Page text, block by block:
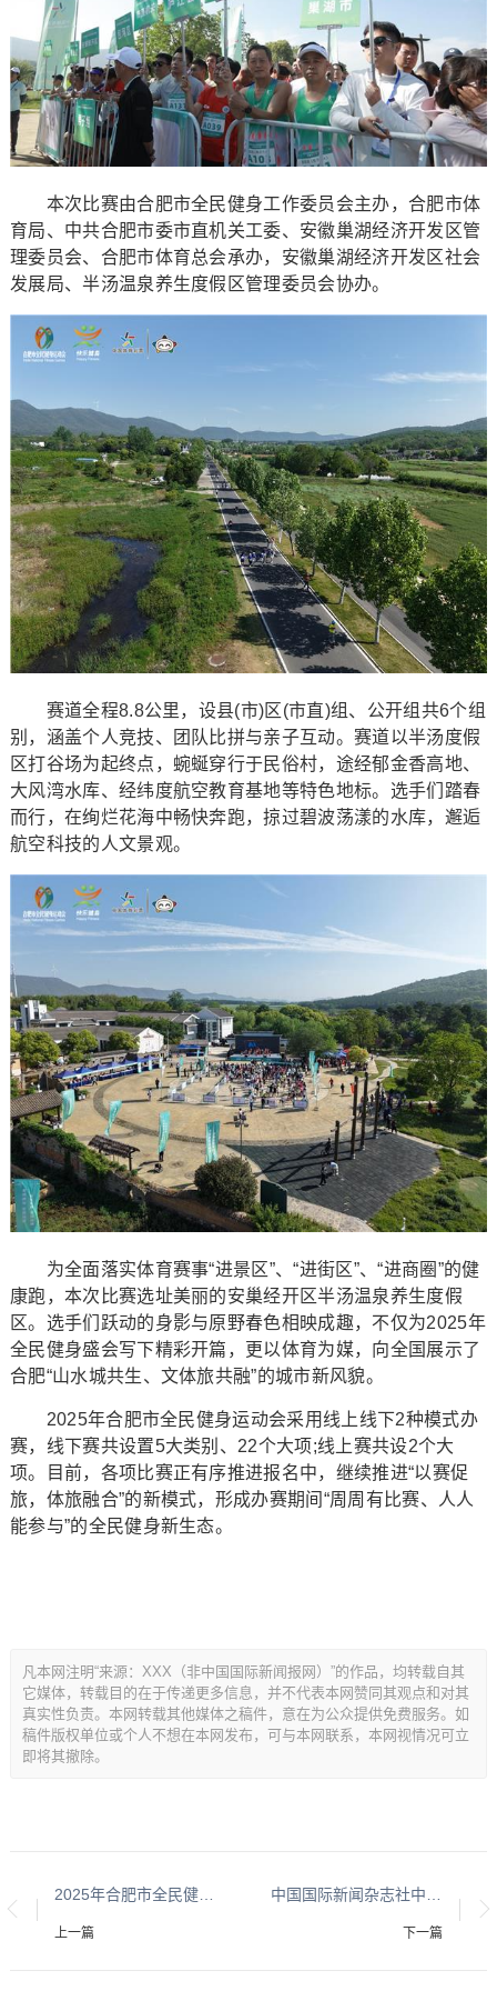
本次比赛由合肥市全民健身工作委员会主办，合肥市体
育局、中共合肥市委市直机关工委、安徽巢湖经济开发区管
理委员会、合肥市体育总会承办，安徽巢湖经济开发区社会
发展局、半汤温泉养生度假区管理委员会协办。
赛道全程8.8公里，设县(市)区(市直)组、公开组共6个组
别，涵盖个人竞技、团队比拼与亲子互动。赛道以半汤度假
区打谷场为起终点，蜿蜒穿行于民俗村，途经郁金香高地、
大风湾水库、经纬度航空教育基地等特色地标。选手们踏春
而行，在绚烂花海中畅快奔跑，掠过碧波荡漾的水库，邂逅
航空科技的人文景观。
为全面落实体育赛事“进景区”、“进街区”、“进商圈”的健
康跑，本次比赛选址美丽的安巢经开区半汤温泉养生度假
区。选手们跃动的身影与原野春色相映成趣，不仅为2025年
全民健身盛会写下精彩开篇，更以体育为媒，向全国展示了
合肥“山水城共生、文体旅共融”的城市新风貌。
2025年合肥市全民健身运动会采用线上线下2种模式办
赛，线下赛共设置5大类别、22个大项;线上赛共设2个大
项。目前，各项比赛正有序推进报名中，继续推进“以赛促
旅，体旅融合”的新模式，形成办赛期间“周周有比赛、人人
能参与”的全民健身新生态。
凡本网注明“来源：XXX（非中国国际新闻报网）”的作品，均转载自其
它媒体，转载目的在于传递更多信息，并不代表本网赞同其观点和对其
真实性负责。本网转载其他媒体之稿件，意在为公众提供免费服务。如
稿件版权单位或个人不想在本网发布，可与本网联系，本网视情况可立
即将其撤除。
2025年合肥市全民健身运动会柔力球比赛圆满落幕
上一篇 下一篇